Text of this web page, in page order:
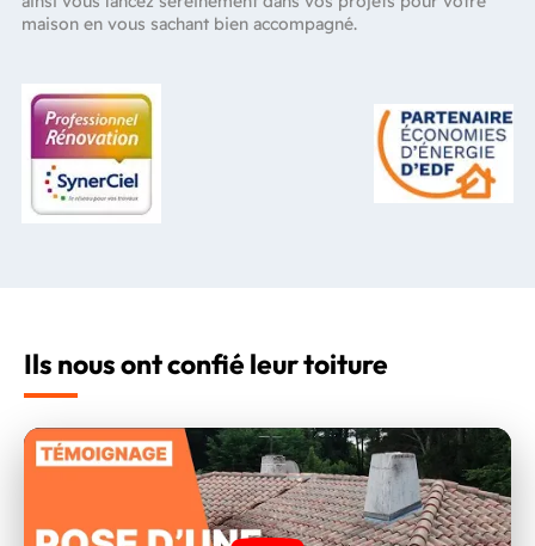
maison en vous sachant bien accompagné.
Ils nous ont confié leur toiture